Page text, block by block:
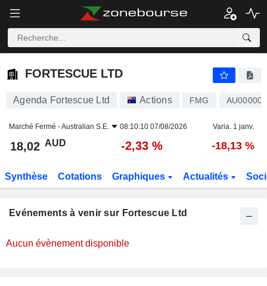
FORTESCUE LTD
FORTESCUE LTD
Agenda Fortescue Ltd Actions FMG
Marché Fermé -Australian S.E. 08:10:10 07/08/2026 Varia. 1 janv.
18,02 AUD -2,33 % -18,13 %
Synthèse Cotations Graphiques Actualités
Evénements à venir sur Fortescue Ltd
Aucun évènement disponible